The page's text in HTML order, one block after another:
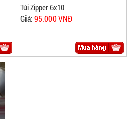
Túi Zipper 6x10
Giá:95.000 VNĐ